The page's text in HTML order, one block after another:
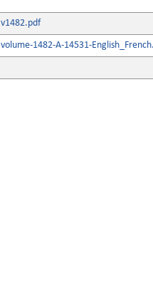
v1482.pdf
volume-1482-A-14531-